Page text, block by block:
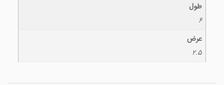
طول
6
عرض
2.5